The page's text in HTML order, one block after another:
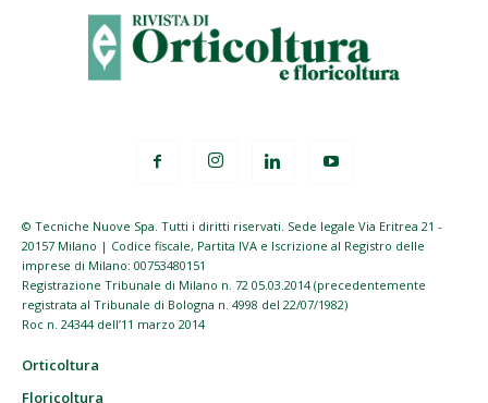
© Tecniche Nuove Spa. Tutti i diritti riservati. Sede legale Via Eritrea 21 -
20157 Milano | Codice fiscale, Partita IVA e Iscrizione al Registro delle
imprese di Milano: 00753480151
Registrazione Tribunale di Milano n. 72 05.03.2014 (precedentemente
registrata al Tribunale di Bologna n. 4998 del 22/07/1982)
Roc n. 24344 dell’11 marzo 2014
Orticoltura
Floricoltura